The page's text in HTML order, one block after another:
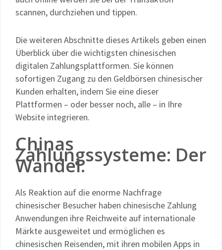
scannen, durchziehen und tippen.
Die weiteren Abschnitte dieses Artikels geben einen
Überblick über die wichtigsten chinesischen
digitalen Zahlungsplattformen. Sie können
sofortigen Zugang zu den Geldbörsen chinesischer
Kunden erhalten, indem Sie eine dieser
Plattformen – oder besser noch, alle – in Ihre
Website integrieren.
Chinas
Zahlungssysteme: Der
Wandel.
Als Reaktion auf die enorme Nachfrage
chinesischer Besucher haben chinesische Zahlung
Anwendungen ihre Reichweite auf internationale
Märkte ausgeweitet und ermöglichen es
chinesischen Reisenden, mit ihren mobilen Apps in